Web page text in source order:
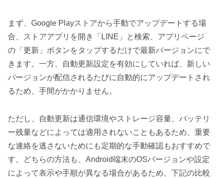
まず、Google Playストアから手動でアップデートする場
合、ストアアプリを開き「LINE」と検索、アプリページ
の「更新」ボタンをタップするだけで最新バージョンにで
きます。一方、自動更新設定を有効にしていれば、新しい
バージョンが配信されるたびに自動的にアップデートされ
るため、手間がかかりません。
ただし、自動更新は通信環境やストレージ容量、バッテリ
ー残量などによっては適用されないこともあるため、重要
な連絡を逃さないためにも定期的な手動確認もおすすめで
す。どちらの方法も、Android端末のOSバージョンや設定
によって表示や手順が異なる場合があるため、下記の比較